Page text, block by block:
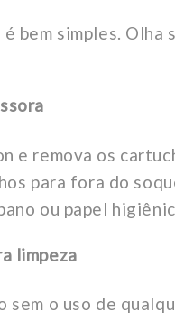
bem simples.
e remova os
para fora do
ou papel
limpeza
sem o uso de